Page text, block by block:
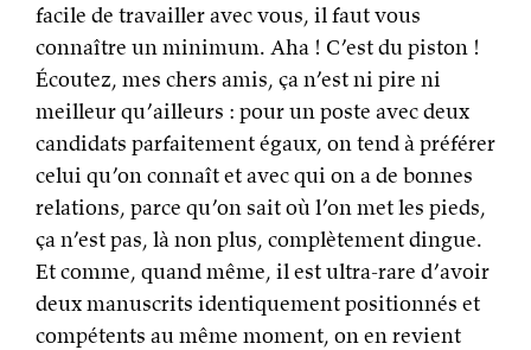
facile de travailler avec vous, il faut vous
connaître un minimum. Aha ! C’est du piston !
Écoutez, mes chers amis, ça n’est ni pire ni
meilleur qu’ailleurs : pour un poste avec deux
candidats parfaitement égaux, on tend à préférer
celui qu’on connaît et avec qui on a de bonnes
relations, parce qu’on sait où l’on met les pieds,
ça n’est pas, là non plus, complètement dingue.
Et comme, quand même, il est ultra-rare d’avoir
deux manuscrits identiquement positionnés et
compétents au même moment, on en revient